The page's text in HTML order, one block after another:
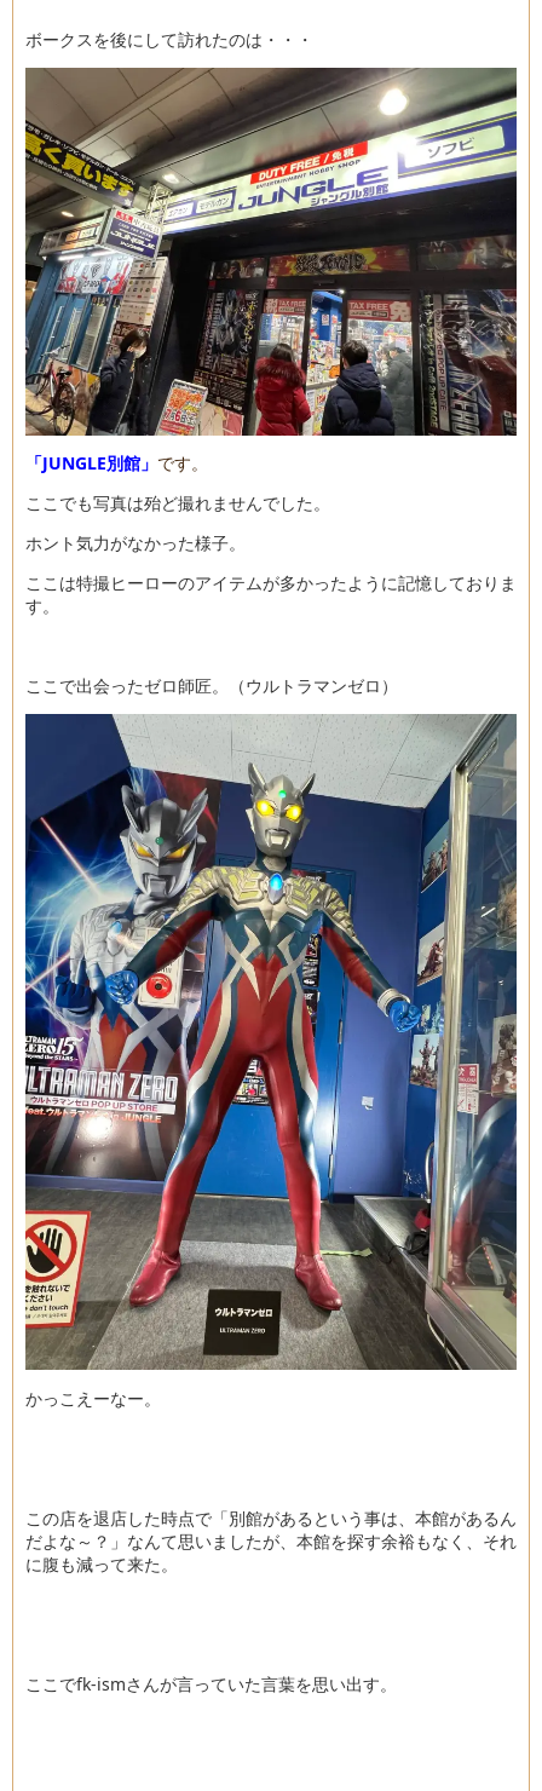
ボークスを後にして訪れたのは・・・
「JUNGLE別館」 です。
ここでも写真は殆ど撮れませんでした。
ホント気力がなかった様子。
ここは特撮ヒーローのアイテムが多かったように記憶しておりま
す。
ここで出会ったゼロ師匠。（ウルトラマンゼロ）
かっこえーなー。
この店を退店した時点で「別館があるという事は、本館があるん
だよな～？」なんて思いましたが、本館を探す余裕もなく、それ
に腹も減って来た。
ここでfk‐ismさんが言っていた言葉を思い出す。